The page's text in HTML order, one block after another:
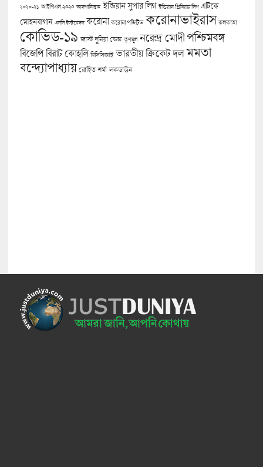
২০২০-২১ আইপিএল ২০২০ আফগানিস্তান ইন্ডিয়ান সুপার লিগ ইন্ডিয়ান প্রিমিয়ার লিগ এটিকে
মোহনবাগান এসসি ইস্টবেঙ্গল করোনা করোনা পজিটিভ করোনাভাইরাস কলকাতা
কোভিড-১৯ জাস্ট দুনিয়া ডেস্ক তৃণমূল নরেন্দ্র মোদী পশ্চিমবঙ্গ
বিজেপি বিরাট কোহলি বিসিসিআই ভারতীয় ক্রিকেট দল মমতা
বন্দ্যোপাধ্যায় রোহিত শর্মা লকডাউন